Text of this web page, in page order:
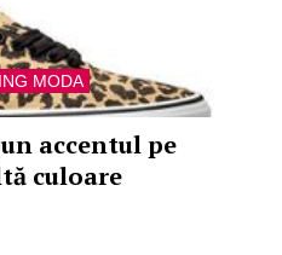
MODA
accentul pe
culoare